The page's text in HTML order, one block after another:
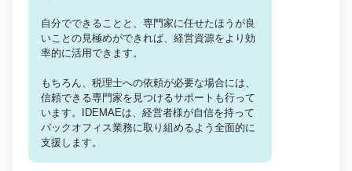
自分でできることと、専門家に任せたほうが良
いことの見極めができれば、経営資源をより効
率的に活用できます。
もちろん、税理士への依頼が必要な場合には、
信頼できる専門家を見つけるサポートも行って
います。IDEMAEは、経営者様が自信を持って
バックオフィス業務に取り組めるよう全面的に
支援します。